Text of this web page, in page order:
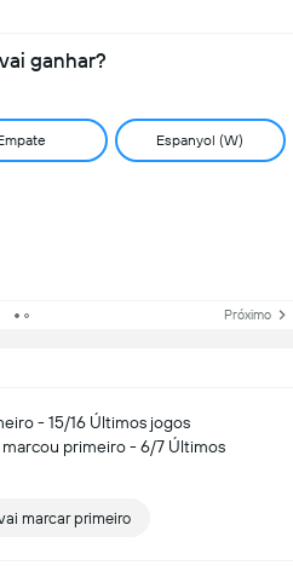
ganhar?
Espanyol (W)
Próximo
- 15/16 Últimos jogos
primeiro - 6/7 Últimos
marcar primeiro